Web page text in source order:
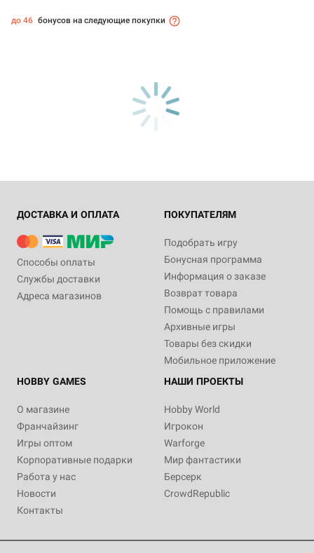
до 46 бонусов на следующие покупки
ДОСТАВКА И ОПЛАТА
Способы оплаты
Службы доставки
Адреса магазинов
ПОКУПАТЕЛЯМ
Подобрать игру
Бонусная программа
Информация о заказе
Возврат товара
Помощь с правилами
Архивные игры
Товары без скидки
Мобильное приложение
HOBBY GAMES
О магазине
Франчайзинг
Игры оптом
Корпоративные подарки
Работа у нас
Новости
Контакты
НАШИ ПРОЕКТЫ
Hobby World
Игрокон
Warforge
Мир фантастики
Берсерк
CrowdRepublic